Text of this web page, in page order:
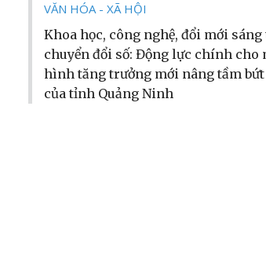
VĂN HÓA - XÃ HỘI
Khoa học, công nghệ, đổi mới sáng
chuyển đổi số: Động lực chính cho
hình tăng trưởng mới nâng tầm
của tỉnh Quảng Ninh